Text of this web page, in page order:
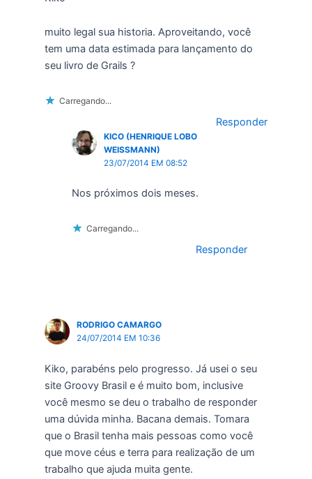
muito legal sua historia. Aproveitando, você
tem uma data estimada para lançamento do
seu livro de Grails ?
Carregando...
Responder
KICO (HENRIQUE LOBO
WEISSMANN)
23/07/2014 EM 08:52
Nos próximos dois meses.
Carregando...
Responder
RODRIGO CAMARGO
24/07/2014 EM 10:36
Kiko, parabéns pelo progresso. Já usei o seu
site Groovy Brasil e é muito bom, inclusive
você mesmo se deu o trabalho de responder
uma dúvida minha. Bacana demais. Tomara
que o Brasil tenha mais pessoas como você
que move céus e terra para realização de um
trabalho que ajuda muita gente.